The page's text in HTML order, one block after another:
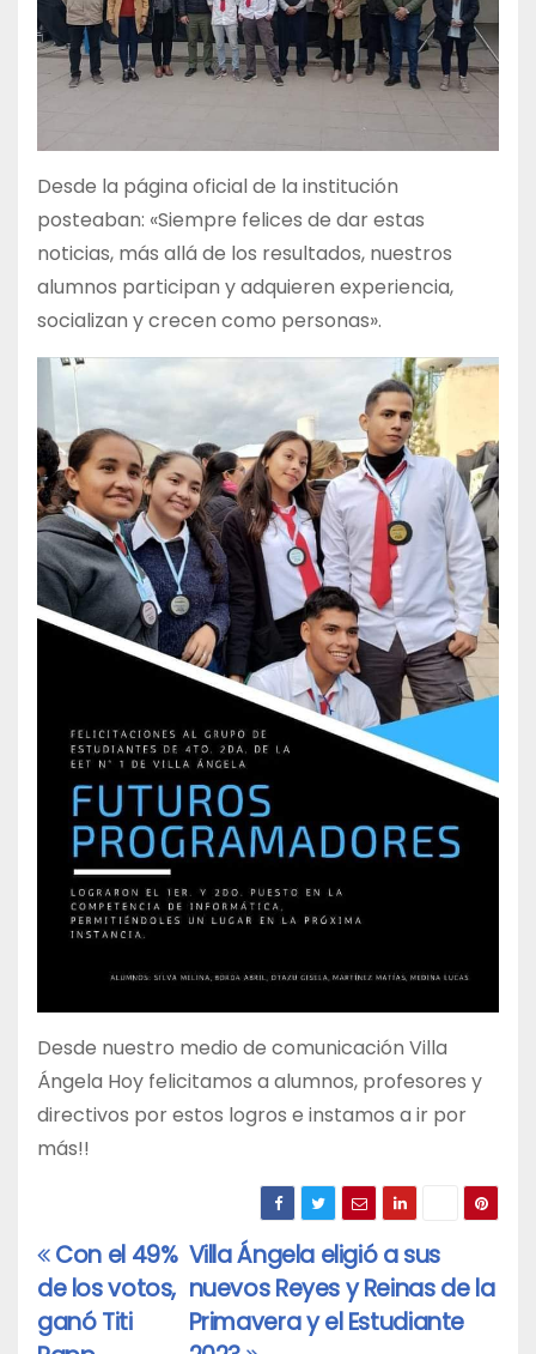
Desde la página oficial de la institución
posteaban: «Siempre felices de dar estas
noticias, más allá de los resultados, nuestros
alumnos participan y adquieren experiencia,
socializan y crecen como personas».
Desde nuestro medio de comunicación Villa
Ángela Hoy felicitamos a alumnos, profesores y
directivos por estos logros e instamos a ir por
más!!
Navegación
de
Villa Ángela eligió a sus
nuevos Reyes y Reinas de la
Primavera y el Estudiante
Con el 49%
de los votos,
ganó Titi